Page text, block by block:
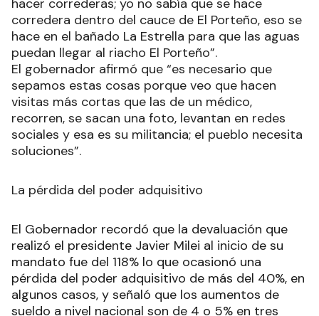
corredera dentro del cauce de El Porteño, eso se
hace en el bañado La Estrella para que las aguas
puedan llegar al riacho El Porteño”.
El gobernador afirmó que “es necesario que
sepamos estas cosas porque veo que hacen
visitas más cortas que las de un médico,
recorren, se sacan una foto, levantan en redes
sociales y esa es su militancia; el pueblo necesita
soluciones”.
La pérdida del poder adquisitivo
El Gobernador recordó que la devaluación que
realizó el presidente Javier Milei al inicio de su
mandato fue del 118% lo que ocasionó una
pérdida del poder adquisitivo de más del 40%, en
algunos casos, y señaló que los aumentos de
sueldo a nivel nacional son de 4 o 5% en tres